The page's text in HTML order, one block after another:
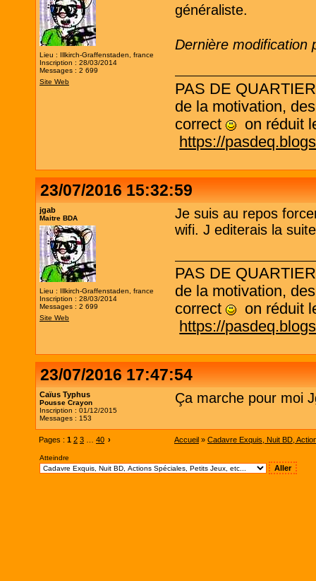
Lieu : Illkirch-Graffenstaden, france
Inscription : 28/03/2014
Messages : 2 699
Site Web
généraliste.
Dernière modification
PAS DE
de la motivation,
correct
on réduit
https://
23/07/2016 15:32:59
jgab
Maitre BDA
Lieu : Illkirch-Graffenstaden, france
Inscription : 28/03/2014
Messages : 2 699
Site Web
Je suis au repos
wifi. J editerais la
PAS DE
de la motivation,
correct
on réduit
https://
23/07/2016 17:47:54
Caïus Typhus
Pousse Crayon
Inscription : 01/12/2015
Messages : 153
Ça marche pour moi
Pages : 1 2 3 … 40 › Accueil » Cadavre Exquis, Nuit BD,
Atteindre